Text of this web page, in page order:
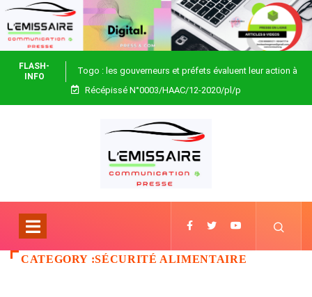
FLASH-
INFO
Togo : les gouverneurs et préfets évaluent leur action à
Blitta
Récépissé N°0003/HAAC/12-2020/pl/p
CATEGORY :SÉCURITÉ ALIMENTAIRE